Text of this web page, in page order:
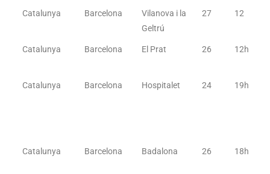
Catalunya Barcelona
Vilanova i la
Geltrú
27 12
Catalunya Barcelona El Prat 26 12h
Catalunya Barcelona Hospitalet 24 19h
Catalunya Barcelona Badalona 26 18h